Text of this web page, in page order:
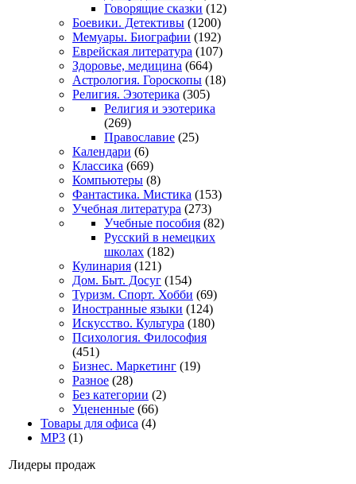
Говорящие сказки (12)
Боевики. Детективы (1200)
Мемуары. Биографии (192)
Еврейская литература (107)
Здоровье, медицина (664)
Астрология. Гороскопы (18)
Религия. Эзотерика (305)
Религия и эзотерика
(269)
Православие (25)
Календари (6)
Классика (669)
Компьютеры (8)
Фантастика. Мистика (153)
Учебная литература (273)
Учебные пособия (82)
Русский в немецких
школах (182)
Кулинария (121)
Дом. Быт. Досуг (154)
Туризм. Спорт. Хобби (69)
Иностранные языки (124)
Искусство. Культура (180)
Психология. Философия
(451)
Бизнес. Маркетинг (19)
Разное (28)
Без категории (2)
Уцененные (66)
Товары для офиса (4)
MP3 (1)
Лидеры продаж